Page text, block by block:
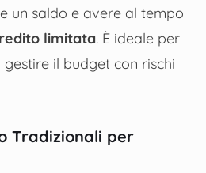
un saldo e avere al tempo
limitata. È ideale per
il budget con rischi
Tradizionali per